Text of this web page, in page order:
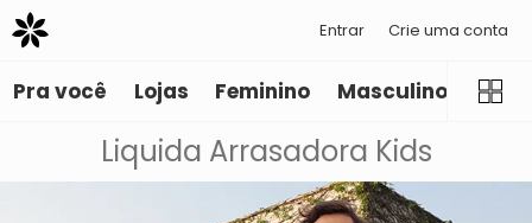
Entrar Crie uma conta
Pra você Lojas Feminino Masculino
Liquida Arrasadora Kids